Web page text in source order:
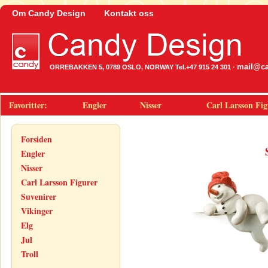
Om Candy Design Kontakt oss
ORREBAKKEN 5, 0789 OSLO, NORWAY Tel.+47 915 24 301 ·
Favoritter: Engler Nisser Carl Larsson
Forsiden
Engler
Nisser
Carl Larsson Figurer
Suvenirer
Vikinger
Elg
Jul
Troll